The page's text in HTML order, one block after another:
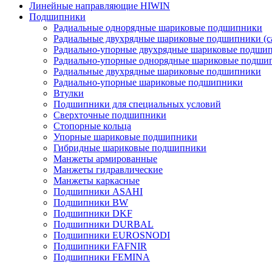
Линейные направляющие HIWIN
Подшипники
Радиальные однорядные шариковые подшипники
Радиальные двухрядные шариковые подшипники
Радиально-упорные двухрядные шариковые
Радиально-упорные однорядные шариковые
Радиальные двухрядные шариковые подшипники
Радиально-упорные шариковые подшипники
Втулки
Подшипники для специальных условий
Сверхточные подшипники
Стопорные кольца
Упорные шариковые подшипники
Гибридные шариковые подшипники
Манжеты армированные
Манжеты гидравлические
Манжеты каркасные
Подшипники ASAHI
Подшипники BW
Подшипники DKF
Подшипники DURBAL
Подшипники EUROSNODI
Подшипники FAFNIR
Подшипники FEMINA